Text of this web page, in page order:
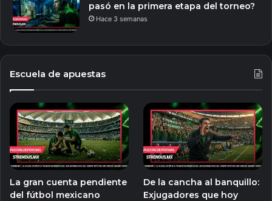
pasó en la primera etapa del torneo?
Hace 3 semanas
Escuela de apuestas
La gran cuenta pendiente
del fútbol mexicano
De la cancha al banquillo:
Exjugadores que hoy